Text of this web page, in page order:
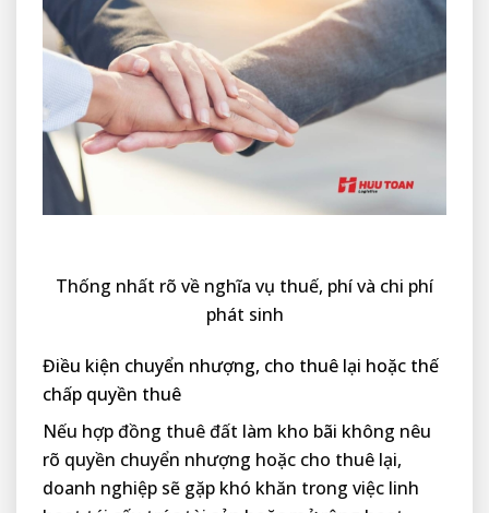
Thống nhất rõ về nghĩa vụ thuế, phí và chi phí
phát sinh
Điều kiện chuyển nhượng, cho thuê lại hoặc thế
chấp quyền thuê
Nếu hợp đồng thuê đất làm kho bãi không nêu
rõ quyền chuyển nhượng hoặc cho thuê lại,
doanh nghiệp sẽ gặp khó khăn trong việc linh